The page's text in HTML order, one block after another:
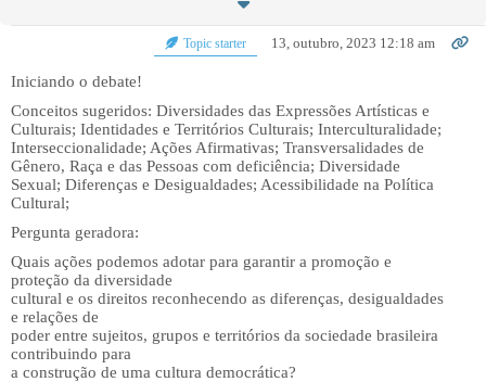
Topic starter 13, outubro, 2023 12:18 am
Iniciando o debate!
Conceitos sugeridos: Diversidades das Expressões Artísticas e
Culturais; Identidades e Territórios Culturais; Interculturalidade;
Interseccionalidade; Ações Afirmativas; Transversalidades de
Gênero, Raça e das Pessoas com deficiência; Diversidade
Sexual; Diferenças e Desigualdades; Acessibilidade na Política
Cultural;
Pergunta geradora:
Quais ações podemos adotar para garantir a promoção e
proteção da diversidade
cultural e os direitos reconhecendo as diferenças, desigualdades
e relações de
poder entre sujeitos, grupos e territórios da sociedade brasileira
contribuindo para
a construção de uma cultura democrática?